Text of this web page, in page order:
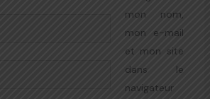
mon nom,
mon e-mail
et mon site
dans le
navigateur